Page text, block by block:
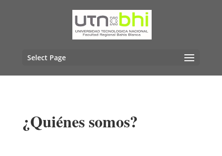
Select Page
¿Quiénes somos?